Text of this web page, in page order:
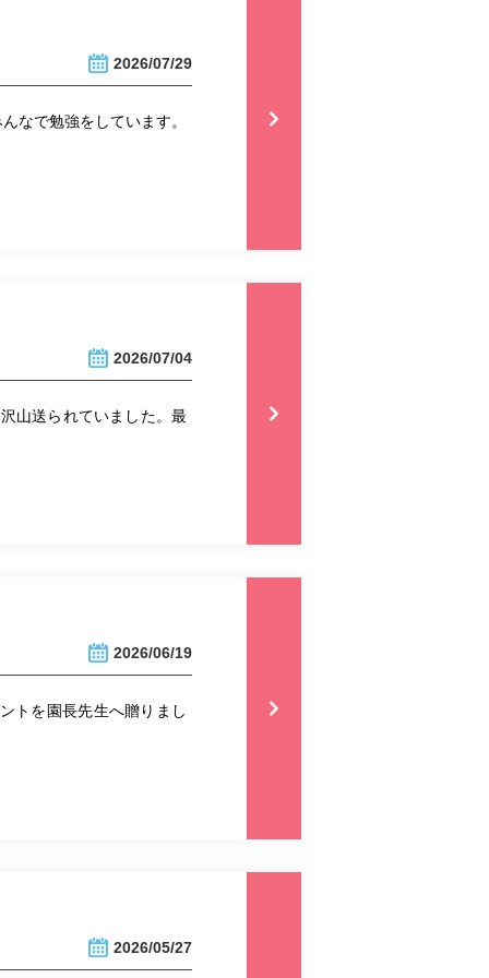
2026/07/29
なで勉強をしています。
2026/07/04
山送られていました。最
2026/06/19
トを園長先生へ贈りまし
2026/05/27